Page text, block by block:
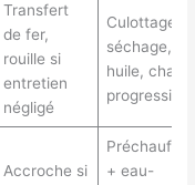
Transfert
de fer,
rouille si
entretien
négligé
Culottage,
séchage,
huile,
progressive
Accroche si
+ eau-